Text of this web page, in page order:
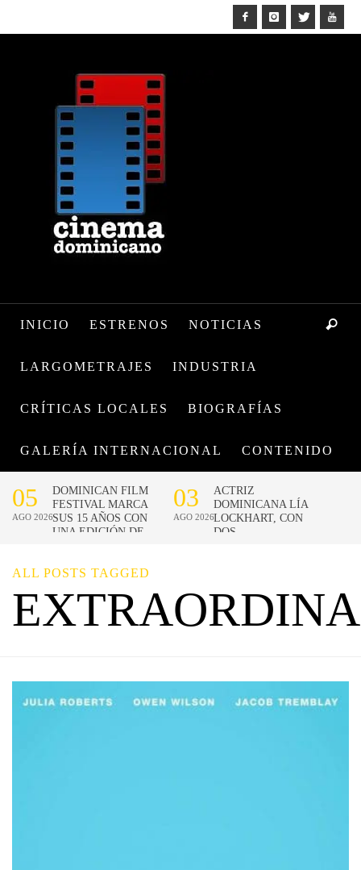
INICIO ESTRENOS NOTICIAS
LARGOMETRAJES INDUSTRIA
CRÍTICAS LOCALES BIOGRAFÍAS
GALERÍA INTERNACIONAL CONTENIDO
ALL POSTS TAGGED